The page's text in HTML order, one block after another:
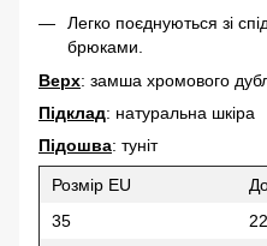
Легко поєднуються зі
брюками.
Верх: замша хромового
Підклад: натуральна шкіра
Підошва: туніт
Розмір EU
35